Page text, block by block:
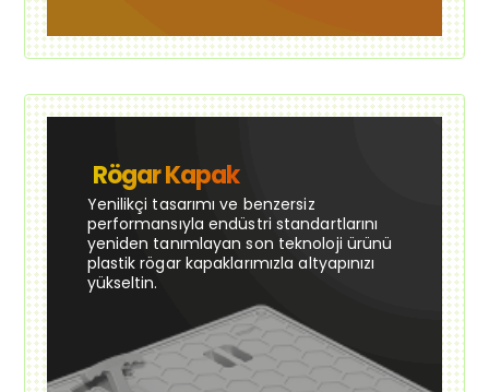
Rögar Kapak
Yenilikçi tasarımı ve benzersiz
performansıyla endüstri standartlarını
yeniden tanımlayan son teknoloji ürünü
plastik rögar kapaklarımızla altyapınızı
yükseltin.